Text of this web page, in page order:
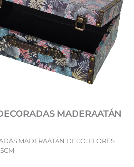
MADERAATÁN
MADERAATÁN DECO. FLORES